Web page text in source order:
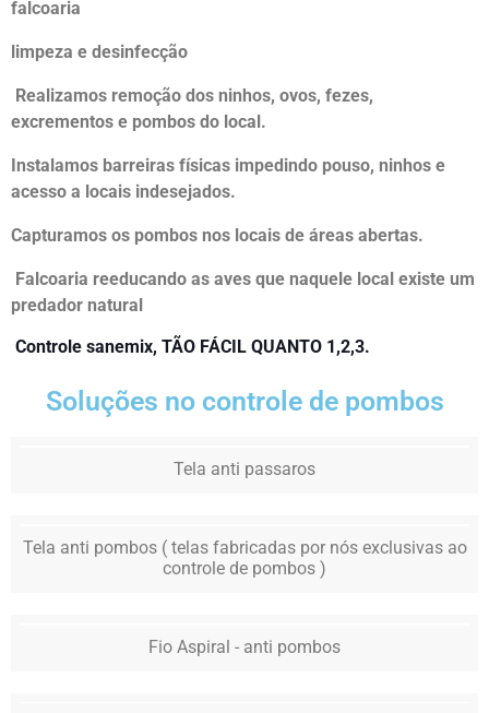
falcoaria
limpeza e desinfecção
Realizamos remoção dos ninhos, ovos, fezes,
excrementos e pombos do local.
Instalamos barreiras físicas impedindo pouso, ninhos e
acesso a locais indesejados.
Capturamos os pombos nos locais de áreas abertas.
Falcoaria reeducando as aves que naquele local existe um
predador natural
Controle sanemix, TÃO FÁCIL QUANTO 1,2,3.
Soluções no controle de pombos
Tela anti passaros
Tela anti pombos ( telas fabricadas por nós exclusivas ao
controle de pombos )
Fio Aspiral - anti pombos